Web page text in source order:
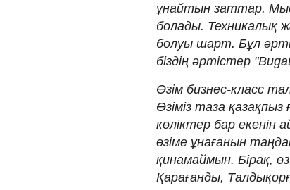
ұнайтын заттар.
болады. Техникалық
болуы шарт. Бұл
біздің әртістер
Өзім бизнес-класс
Өзіміз таза
көліктер бар
өзіме ұнағанын
қинамаймын. Бірақ,
Қарағанды,